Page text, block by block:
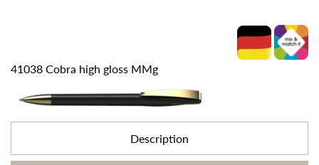
41038 Cobra high gloss MMg
Description